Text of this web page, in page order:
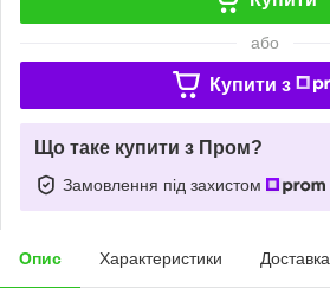
або
Купити з
Що таке купити з Пром?
Замовлення під захистом
Опис Характеристики Доставка